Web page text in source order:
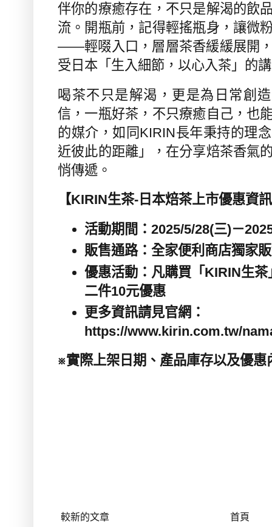
伴你的療癒存在，不只是解渴的飲
流。開瓶前，記得輕搖瓶身，讓微
——輕啜入口，層層茶香緩緩展開
受日本「生入細節，以心入茶」的
喝茶不只是解渴，更是為日常創
信，一瓶好茶，不只療癒自己，也
的媒介，如同KIRIN長年秉持的理
近彼此的距離」，在分享焙茶香氣
悄傳遞。
【KIRIN生茶- 日本焙茶上市優惠資
活動期間： 2025/5/28(三)－
販售通路：全家便利商店獨家
優惠活動：凡購買「 KIRIN生茶
二件10元優惠
更多資訊請見官網：
https://www.kirin.com.tw/
※實際上架日期、產品庫存以及優
較新的文章 首頁